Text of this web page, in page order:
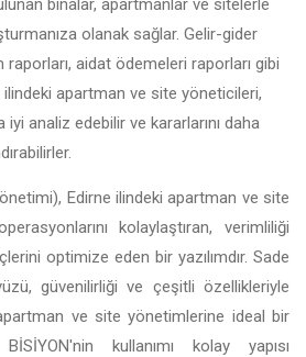
binalar, apartmanlar ve sitelerle
olanak sağlar. Gelir-gider
aidat ödemeleri raporları gibi
apartman ve site yöneticileri,
analiz edebilir ve kararlarını daha
Edirne ilindeki apartman ve site
kolaylaştıran, verimliliği
optimize eden bir yazılımdır. Sade
güvenilirliği ve çeşitli özellikleriyle
ve site yönetimlerine ideal bir
kullanımı kolay yapısı